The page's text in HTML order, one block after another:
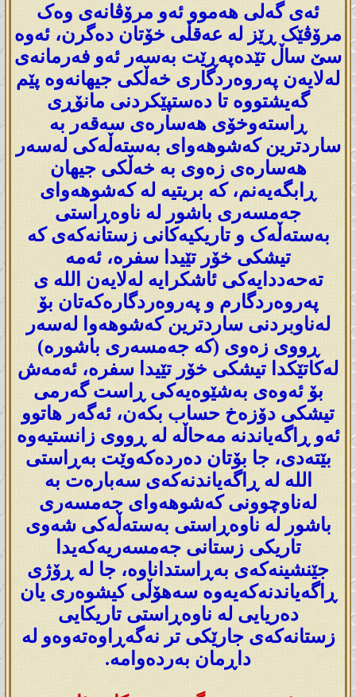
ئەی گەلی هەموو ئەو مرۆڤانەی وەک
مرۆڤێک ڕێز لە عەقڵی خۆتان دەگرن، ئەوە
سێ ساڵ تێدەپەڕێت بەسەر ئەو فەرمانەی
لەلایەن پەروەردگاری خەڵکی جیهانەوە پێم
گەیشتووە تا دەستپێکردنی مانۆڕی
ڕاستەوخۆی هەسارەی سەقەر بە
ساردترین کەشوهەوای بەستەڵەکی لەسەر
هەسارەی زەوی بە خەڵکی جیهان
ڕابگەیەنم، کە بریتیە لە کەشوهەوای
جەمسەری باشور لە ناوەڕاستی
بەستەڵەک و تاریکیەکانی زستانەکەی کە
تیشکی خۆر تێیدا سفرە، ئەمە
تەحەددایەکی ئاشکرایە لەلایەن الله ی
پەروەردگارم و پەروەردگارەکەتان بۆ
لەناوبردنی ساردترین کەشوهەوا لەسەر
ڕووی زەوی (کە جەمسەری باشورە)
لەکاتێکدا تیشکی خۆر تێیدا سفرە، ئەمەش
بۆ ئەوەی بەشێوەیەکی ڕاست گەرمی
تیشکی دۆزەخ حساب بکەن، ئەگەر هاتوو
ئەو ڕاگەیاندنە مەحاڵە لە ڕووی زانستیەوە
بێتەدی، جا بۆتان دەردەکەوێت بەڕاستی
اللە لە ڕاگەیاندنەکەی سەبارەت بە
لەناوچوونی کەشوهەوای جەمسەری
باشور لە ناوەڕاستی بەستەڵەکی شەوی
تاریکی زستانی جەمسەریەکەیدا
جێنشینەکەی بەڕاستداناوە، جا لە ڕۆژی
ڕاگەیاندنەکەیەوە سەهۆڵی کیشوەری یان
دەریایی لە ناوەڕاستی تاریکایی
زستانەکەی جارێکی تر نەگەڕاوەتەوەو لە
داڕمان بەردەوامە.